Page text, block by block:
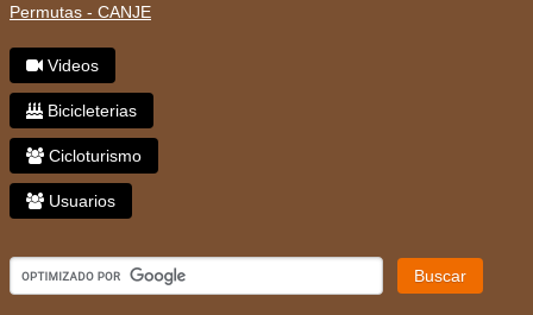
Permutas - CANJE
Videos
Bicicleterias
Cicloturismo
Usuarios
Buscar